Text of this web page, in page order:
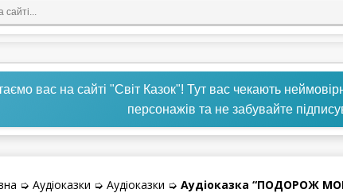
вас на сайті "Світ Казок"! Тут вас чекають
персонажів та не забувайте
➭ Аудіоказки ➭ Аудіоказки ➭ Аудіоказка “ПОДОРОЖ